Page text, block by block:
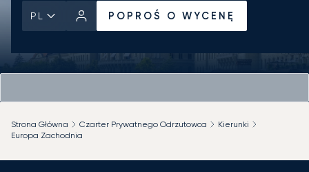
PL POPROŚ O WYCENĘ
Strona Główna Czarter Prywatnego Odrzutowca
Kierunki
Europa Zachodnia